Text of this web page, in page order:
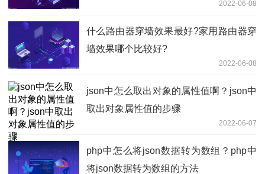
2022-06-08
什么路由器穿墙效果最好?家用路由器穿
墙效果哪个比较好?
2022-06-08
json中怎么取出对象的属性值啊？json中
取出对象属性值的步骤
2022-06-07
php中怎么将json数据转为数组？php中
将json数据转为数组的方法